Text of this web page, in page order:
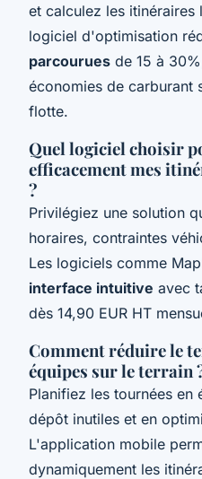
et calculez les
logiciel d'optimisation
parcourues de 15 à
économies de carburant
flotte.
Quel logiciel choisir
efficacement mes
?
Privilégiez une solution
horaires, contraintes
Les logiciels comme
interface intuitive avec
dès 14,90 EUR HT
Comment réduire le
équipes sur le terrain
Planifiez les tournées en
dépôt inutiles et en
L'application mobile
dynamiquement les